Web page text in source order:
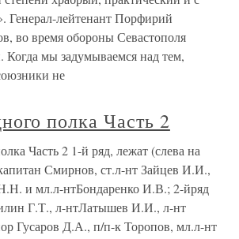
Генерал-лейтенант Порфирий
во время обороны Севастополя
Когда мы задумываемся над тем,
не
полка Часть 2
Часть 2 1-й ряд, лежат (слева на
Смирнов, ст.л-нт Зайцев И.И.,
и мл.л-нтБондаренко И.В.; 2-йряд
Г.Т., л-нтЛатышев И.И., л-нт
Гусаров Д.А., п/п-к Торопов, мл.л-нт